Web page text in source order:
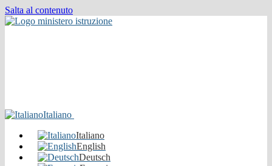
Salta al contenuto
Italiano
Italiano
English
Deutsch